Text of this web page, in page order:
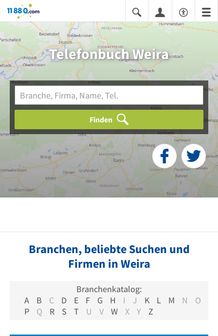
11880.com
Telefonbuch Weira
Finden
Branchen, beliebte Suchen und
Firmen in Weira
Branchenkatalog:
A
B C D E F G H I J K L M N
O
P
Q R S T U V W X Y Z